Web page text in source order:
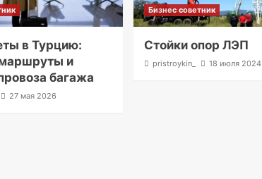
в Турцию:
и
багажа
27 мая 2026
Бизнес советник
Стойки опор ЛЭП
pristroykin_ 18 июля 2024